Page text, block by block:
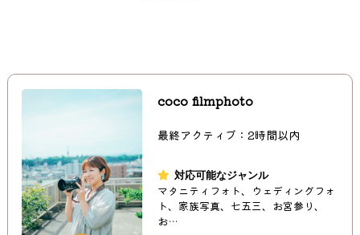
coco filmphoto
最終アクティブ：2時間以内
対応可能なジャンル
マタニティフォト、ウェディングフォ
ト、家族写真、七五三、お宮参り、
お…